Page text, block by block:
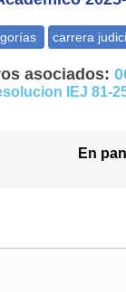
asociados:
IEJ 81-
En